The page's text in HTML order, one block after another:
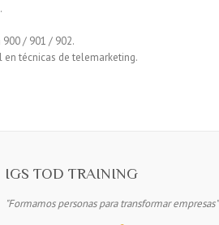
/ 901 / 902.
en técnicas de telemarketing.
IGS TOD TRAINING
"Formamos personas para transformar empresas"